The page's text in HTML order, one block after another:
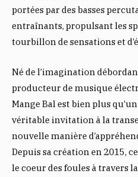
portées par des basses
entraînants, propulsant les
tourbillon de sensations et
Né de l’imagination
producteur de musique
Mange Bal est bien plus
véritable invitation à la
nouvelle manière
Depuis sa création en 2015,
le coeur des foules à travers